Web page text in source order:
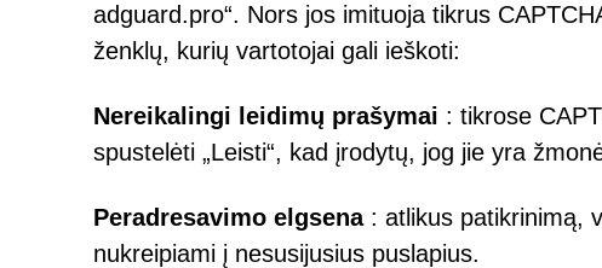
adguard.pro“. Nors jos imituoja tikrus
ženklų, kurių vartotojai gali ieškoti:
Nereikalingi leidimų prašymai : tikrose
spustelėti „Leisti“, kad įrodytų, jog jie yra
Peradresavimo elgsena: atlikus patikrinimą,
nukreipiami į nesusijusius puslapius.